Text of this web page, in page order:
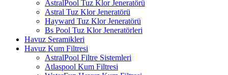
AstralPool Tuz Klor Jeneratörü
Astral Tuz Klor Jeneratörü
Hayward Tuz Klor Jeneratörü
Bs Pool Tuz Klor Jeneratörleri
Havuz Seramikleri
Havuz Kum Filtresi
AstralPool Filtre Sistemleri
Atlaspool Kum Filtresi